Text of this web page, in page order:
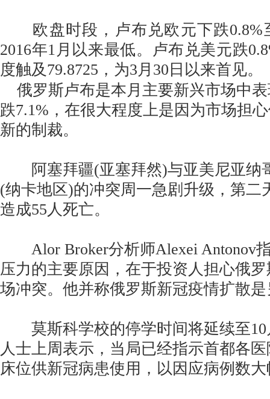
欧盘时段，卢布兑欧元下跌0.8%
2016年1月以来最低。卢布兑美元跌
度触及79.8725，为3月30日以来首见。
俄罗斯卢布是本月主要新兴市场中
跌7.1%，在很大程度上是因为市场担
新的制裁。
阿塞拜疆(亚塞拜然)与亚美尼亚纳
(纳卡地区)的冲突周一急剧升级，第二
造成55人死亡。
Alor Broker分析师Alexei Antonov
压力的主要原因，在于投资人担心俄
场冲突。他并称俄罗斯新冠疫情扩散
莫斯科学校的停学时间将延续至10
人士上周表示，当局已经指示首都各
床位供新冠病患使用，以因应病例数